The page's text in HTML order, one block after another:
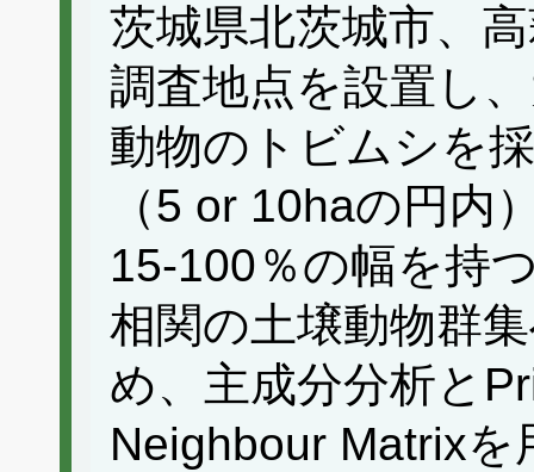
茨城県北茨城市、
調査地点を設置し
動物のトビムシを
（5 or 10haの円内
15-100％の幅を持
相関の土壌動物群
め、主成分分析と
Neighbour Matrix